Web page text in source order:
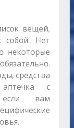
вещей,
собой. Нет
некоторые
средства
с
если вам